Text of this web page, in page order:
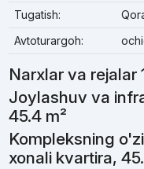
Tugatish:
Avtoturargoh:
Narxlar va rejalar
Joylashuv va
45.4 m²
Kompleksning
xonali kvartira,